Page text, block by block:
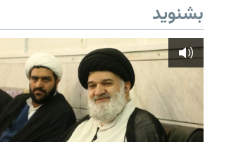
بشنوید